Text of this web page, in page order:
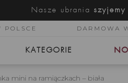
Nasze ubrania szyjemy
POLSCE DARMOWA
KATEGORIE
mini na ramiączkach – biała